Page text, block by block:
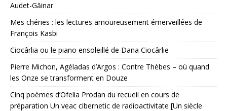
Audet-Găinar
Mes chéries : les lectures amoureusement émerveillées de
François Kasbi
Ciocârlia ou le piano ensoleillé de Dana Ciocârlie
Pierre Michon, Agéladas d’Argos : Contre Thèbes – où quand
les Onze se transforment en Douze
Cinq poèmes d’Ofelia Prodan du recueil en cours de
préparation Un veac cibernetic de radioactivitate [Un siècle